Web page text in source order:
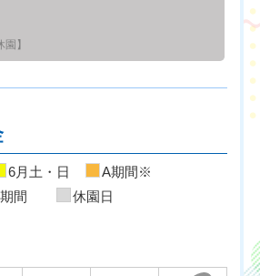
園】
6月土・日
A期間※
間 休園日